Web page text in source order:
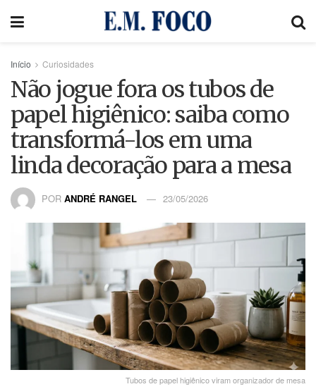
Início Curiosidades
Não jogue fora os tubos de
papel higiênico: saiba como
transformá-los em uma
linda decoração para a mesa
POR ANDRÉ RANGEL 23/05/2026
Tubos de papel higiênico viram organizador de mesa